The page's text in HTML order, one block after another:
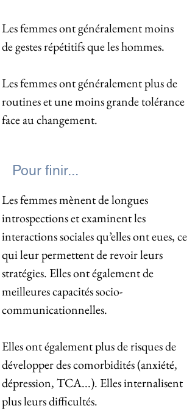
Les femmes ont généralement moins
de gestes répétitifs que les hommes.
Les femmes ont généralement plus de
routines et une moins grande tolérance
face au changement.
Pour finir...
Les femmes mènent de longues
introspections et examinent les
interactions sociales qu’elles ont eues, ce
qui leur permettent de revoir leurs
stratégies. Elles ont également de
meilleures capacités socio-
communicationnelles.
Elles ont également plus de risques de
développer des comorbidités (anxiété,
dépression, TCA...). Elles internalisent
plus leurs difficultés.